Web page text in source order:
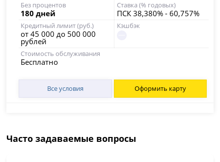
Без процентов
180 дней
Ставка (% годовых)
ПСК 38,380% - 60,757%
Кредитный лимит (руб.)
от 45 000 до 500 000
рублей
Кэшбэк
Стоимость обслуживания
Бесплатно
Все условия Оформить карту
Часто задаваемые вопросы